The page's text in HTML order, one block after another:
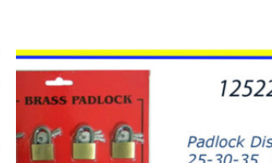
12522
CANDADO
DISPLAY
(12)